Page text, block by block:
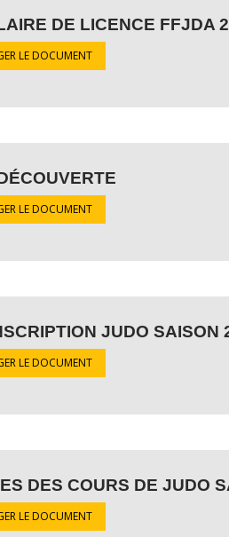
DE LICENCE FFJDA
LE DOCUMENT
LE DOCUMENT
JUDO SAISON
LE DOCUMENT
DES COURS DE JUDO
LE DOCUMENT